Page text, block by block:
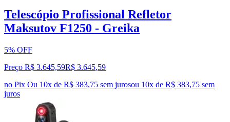
Telescópio Profissional Refletor
Maksutov F1250 - Greika
5% OFF
Preço R$ 3.645,59R$ 3.645,59
no Pix Ou 10x de R$ 383,75 sem jurosou 10x de R$ 383,75 sem
juros